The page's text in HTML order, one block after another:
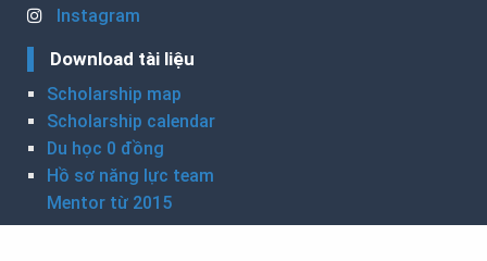
Instagram
Download tài liệu
Scholarship map
Scholarship calendar
Du học 0 đồng
Hồ sơ năng lực team
Mentor từ 2015